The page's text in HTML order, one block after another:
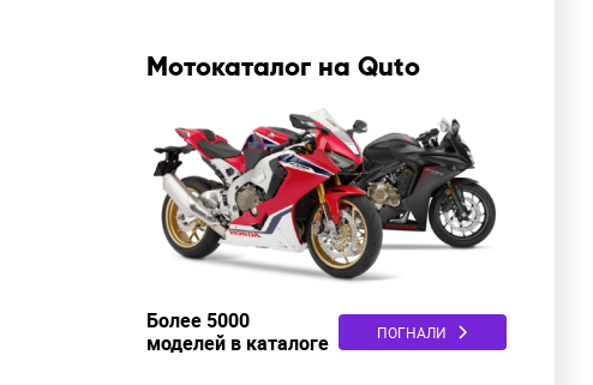
Мотокаталог на Quto
Более 5000
моделей в каталоге
ПОГНАЛИ